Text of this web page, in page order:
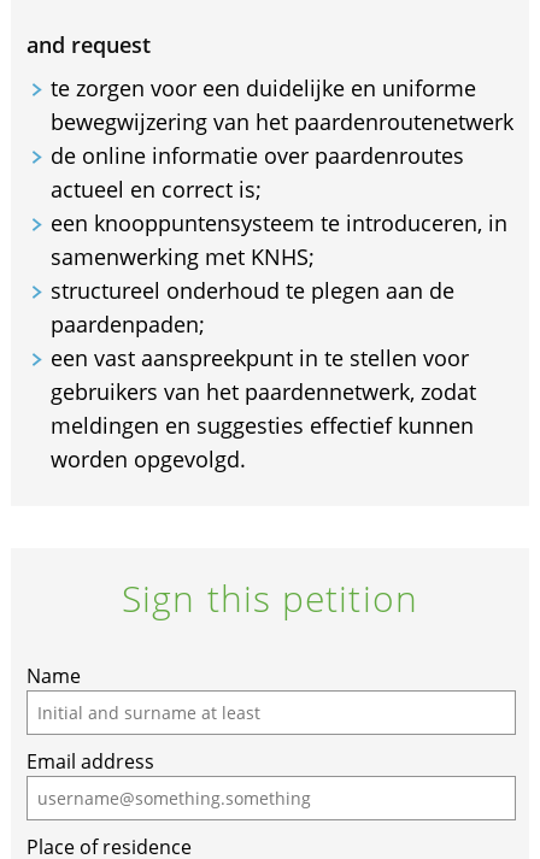
and request
te zorgen voor een duidelijke en uniforme
bewegwijzering van het paardenroutenetwerk
de online informatie over paardenroutes
actueel en correct is;
een knooppuntensysteem te introduceren, in
samenwerking met KNHS;
structureel onderhoud te plegen aan de
paardenpaden;
een vast aanspreekpunt in te stellen voor
gebruikers van het paardennetwerk, zodat
meldingen en suggesties effectief kunnen
worden opgevolgd.
Sign this petition
Name
Email address
Place of residence